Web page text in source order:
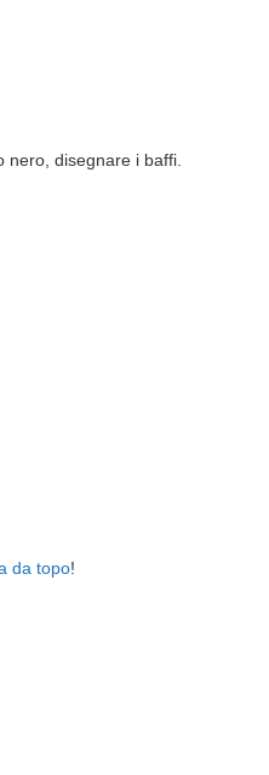
nero, disegnare i baffi.
da topo!